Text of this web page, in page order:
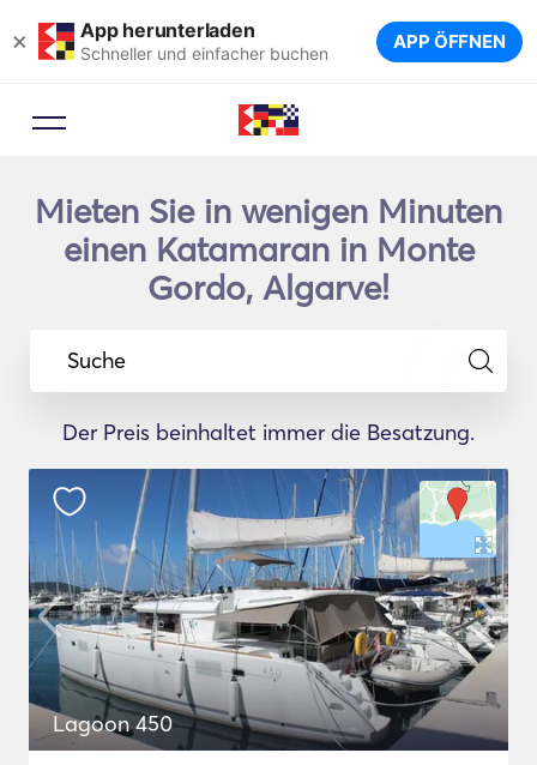
× App herunterladen
Schneller und einfacher buchen APP ÖFFNEN
Mieten Sie in wenigen Minuten
einen Katamaran in Monte
Gordo, Algarve!
Suche
Der Preis beinhaltet immer die Besatzung.
Lagoon 450